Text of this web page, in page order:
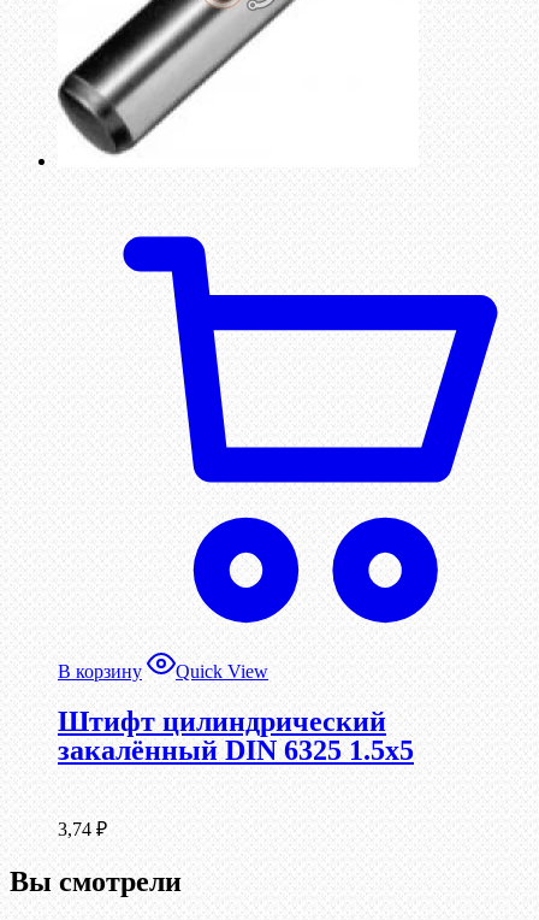
В корзину Quick View
Штифт цилиндрический
закалённый DIN 6325 1.5х5
3,74 ₽
Вы смотрели